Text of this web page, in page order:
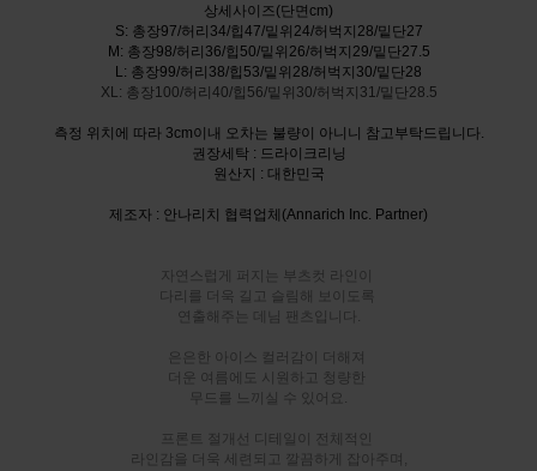
상세사이즈(단면cm)
S: 총장97/허리34/힙47/밑위24/허벅지28/밑단27
M: 총장98/허리36/힙50/밑위26/허벅지29/밑단27.5
L: 총장99/허리38/힙53/밑위28/허벅지30/밑단28
XL: 총장100/허리40/힙56/밑위30/허벅지31/밑단28.5
측정 위치에 따라 3cm이내 오차는 불량이 아니니 참고부탁드립니다.
권장세탁 : 드라이크리닝
원산지 : 대한민국
제조자 : 안나리치 협력업체(Annarich Inc. Partner)
자연스럽게 퍼지는 부츠컷 라인이
다리를 더욱 길고 슬림해 보이도록
연출해주는 데님 팬츠입니다.
은은한 아이스 컬러감이 더해져
더운 여름에도 시원하고 청량한
무드를 느끼실 수 있어요.
프론트 절개선 디테일이 전체적인
라인감을 더욱 세련되고 깔끔하게 잡아주며,